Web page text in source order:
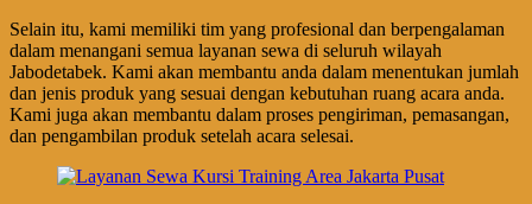
Selain itu, kami memiliki tim yang profesional dan berpengalaman
dalam menangani semua layanan sewa di seluruh wilayah
Jabodetabek. Kami akan membantu anda dalam menentukan jumlah
dan jenis produk yang sesuai dengan kebutuhan ruang acara anda.
Kami juga akan membantu dalam proses pengiriman, pemasangan,
dan pengambilan produk setelah acara selesai.